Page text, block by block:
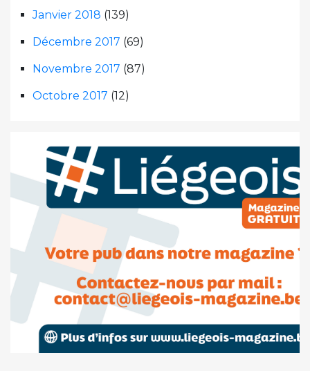
Janvier 2018 (139)
Décembre 2017 (69)
Novembre 2017 (87)
Octobre 2017 (12)